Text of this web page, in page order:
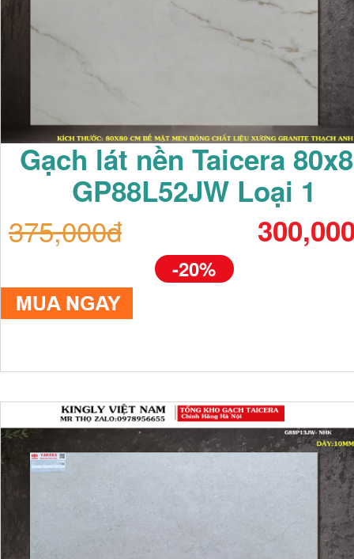
Gạch lát nền Taicera
GP88L52JW Loại 1
375,000đ
-20%